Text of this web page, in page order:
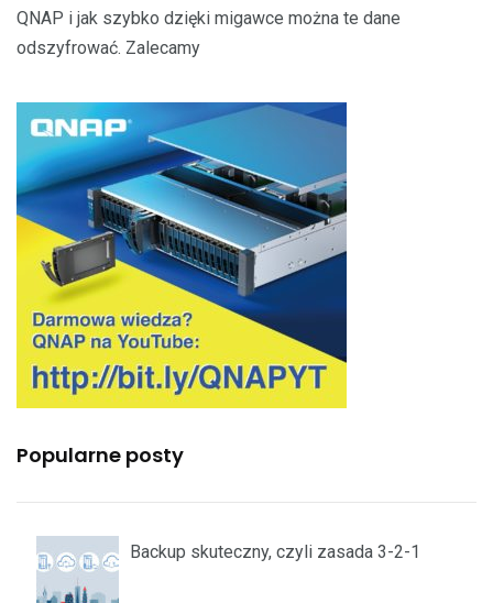
QNAP i jak szybko dzięki migawce można te dane
odszyfrować. Zalecamy
Popularne posty
Backup skuteczny, czyli zasada 3-2-1